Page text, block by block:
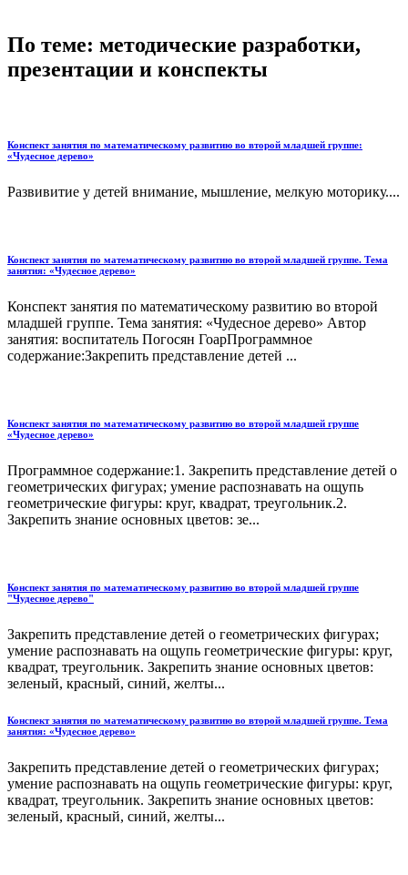
По теме: методические разработки,
презентации и конспекты
Конспект занятия по математическому развитию во второй младшей группе:
«Чудесное дерево»
Развивитие у детей внимание, мышление, мелкую моторику....
Конспект занятия по математическому развитию во второй младшей группе. Тема
занятия: «Чудесное дерево»
Конспект занятия по математическому развитию во второй
младшей группе. Тема занятия: «Чудесное дерево» Автор
занятия: воспитатель Погосян ГоарПрограммное
содержание:Закрепить представление детей ...
Конспект занятия по математическому развитию во второй младшей группе
«Чудесное дерево»
Программное содержание:1. Закрепить представление детей о
геометрических фигурах; умение распознавать на ощупь
геометрические фигуры: круг, квадрат, треугольник.2.
Закрепить знание основных цветов: зе...
Конспект занятия по математическому развитию во второй младшей группе
"Чудесное дерево"
Закрепить представление детей о геометрических фигурах;
умение распознавать на ощупь геометрические фигуры: круг,
квадрат, треугольник. Закрепить знание основных цветов:
зеленый, красный, синий, желты...
Конспект занятия по математическому развитию во второй младшей группе. Тема
занятия: «Чудесное дерево»
Закрепить представление детей о геометрических фигурах;
умение распознавать на ощупь геометрические фигуры: круг,
квадрат, треугольник. Закрепить знание основных цветов:
зеленый, красный, синий, желты...